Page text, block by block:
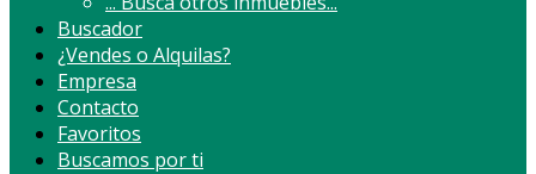
Buscador
¿Vendes o Alquilas?
Empresa
Contacto
Favoritos
Buscamos por ti